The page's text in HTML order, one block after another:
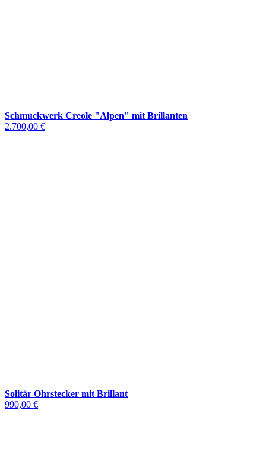
Schmuckwerk Creole "Alpen" mit Brillanten
2.700,00 €
Solitär Ohrstecker mit Brillant
990,00 €